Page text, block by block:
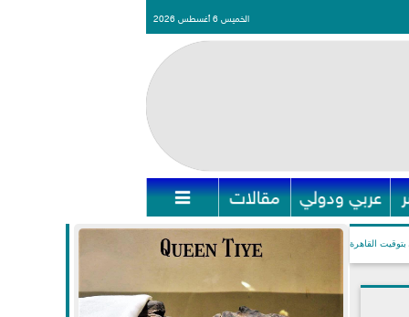
الخميس 6 أغسطس 2026
عربي ودولي مقالات 
بتوقيت القاهرة